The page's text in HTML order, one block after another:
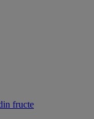
fructe